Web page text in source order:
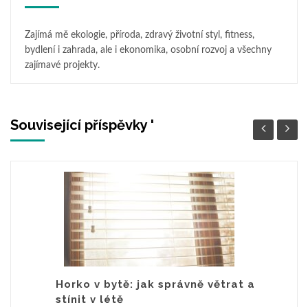
Zajímá mě ekologie, příroda, zdravý životní styl, fitness,
bydlení i zahrada, ale i ekonomika, osobní rozvoj a všechny
zajímavé projekty.
Související příspěvky '
Horko v bytě: jak správně větrat a
stínit v létě